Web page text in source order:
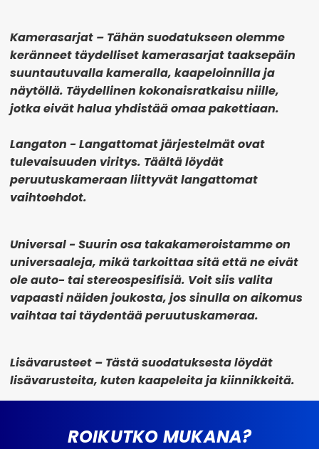
Kamerasarjat – Tähän suodatukseen olemme
keränneet täydelliset kamerasarjat taaksepäin
suuntautuvalla kameralla, kaapeloinnilla ja
näytöllä. Täydellinen kokonaisratkaisu niille,
jotka eivät halua yhdistää omaa pakettiaan.
Langaton - Langattomat järjestelmät ovat
tulevaisuuden viritys. Täältä löydät
peruutuskameraan liittyvät langattomat
vaihtoehdot.
Universal - Suurin osa takakameroistamme on
universaaleja, mikä tarkoittaa sitä että ne eivät
ole auto- tai stereospesifisiä. Voit siis valita
vapaasti näiden joukosta, jos sinulla on aikomus
vaihtaa tai täydentää peruutuskameraa.
Lisävarusteet – Tästä suodatuksesta löydät
lisävarusteita, kuten kaapeleita ja kiinnikkeitä.
ROIKUTKO MUKANA?